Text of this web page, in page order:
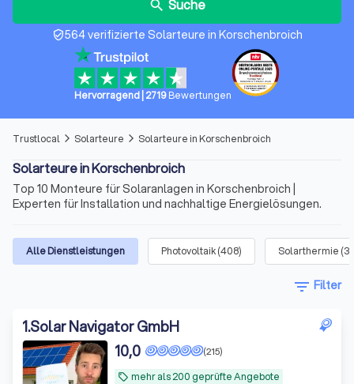
search Suche
verified_user564 verifizierte Solarteure in Korschenbroich
Hervorragend 2719Bewertungen
Trustlocal arrow_forward_ios Solarteure arrow_forward_ios Solarteure in Korschenbroich
Solarteure in Korschenbroich
Top 10 Monteure für Solaranlagen in Korschenbroich |
Experten für Installation und nachhaltige Energielösungen.
Alle Dienstleistungen Photovoltaik(408) Solarthermie (
filter_list Filter
1.Solar Navigator GmbH
local_offer mehr als 200 geprüfte Angebote
(215)
10,0